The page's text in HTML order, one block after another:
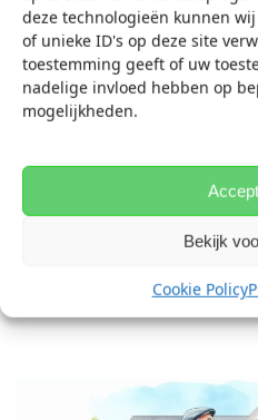
deze technologieën kunnen
of unieke ID's op deze site
toestemming geeft of uw
nadelige invloed hebben op
mogelijkheden.
Bekijk
Cookie Policy
Neem vandaag nog contact
huis te plannen. Ontdek de
elektrische scootmobiel en
verdient!
gaat om dagelijkse
Vraag een